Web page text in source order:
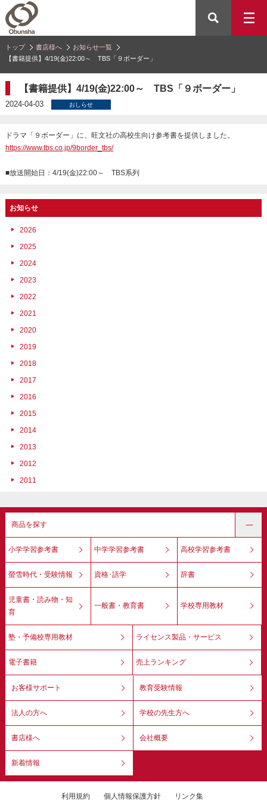
トップ 書店様へ
お知らせ一覧
【書籍提供】4/19(金)22:00～ TBS「９ボーダー」
【書籍提供】4/19(金)22:00～ TBS「９ボーダー」
2024-04-03 おしらせ
ドラマ「９ボーダー」に、旺文社の高校生向け参考書を提供しました。
https://www.tbs.co.jp/9border_tbs/
■放送開始日：4/19(金)22:00～ TBS系列
お知らせ
2026
2025
2024
2023
2022
2021
2020
2019
2018
2017
2016
2015
2014
2013
2012
2011
商品を探す
小学学習参考書 中学学習参考書 高校学習参考書
螢雪時代・受験情報 資格･語学 辞書
児童書・読み物・知
育
一般書・教育書 学校専用教材
塾・予備校専用教材 ライセンス製品・サービス
電子書籍 売上ランキング
お客様サポート 教育受験情報
法人の方へ 学校の先生方へ
書店様へ 会社概要
新着情報
利用規約 個人情報保護方針 リンク集